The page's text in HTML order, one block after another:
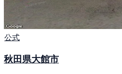
公式
秋田県大館市